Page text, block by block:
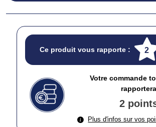
Ce produit vous rapporte : 2
Votre commande
rapportera
2
Plus d'infos sur vos